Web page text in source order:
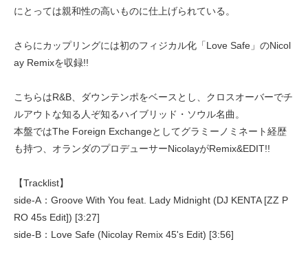
にとっては親和性の高いものに仕上げられている。
さらにカップリングには初のフィジカル化「Love Safe」のNicol
ay Remixを収録!!
こちらはR&B、ダウンテンポをベースとし、クロスオーバーでチ
ルアウトな知る人ぞ知るハイブリッド・ソウル名曲。
本盤ではThe Foreign Exchangeとしてグラミーノミネート経歴
も持つ、オランダのプロデューサーNicolayがRemix&EDIT!!
【Tracklist】
side-A：Groove With You feat. Lady Midnight (DJ KENTA [ZZ P
RO 45s Edit]) [3:27]
side-B：Love Safe (Nicolay Remix 45's Edit) [3:56]